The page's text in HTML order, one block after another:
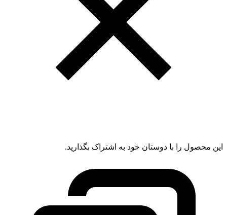
این محصول را با دوستان خود به اشتراک بگذارید.